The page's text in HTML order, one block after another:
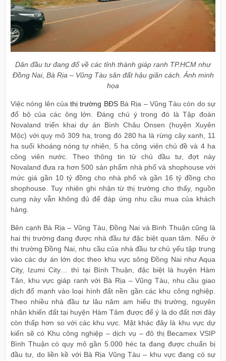
Dân đầu tư đang đổ về các tỉnh thành giáp ranh TP.HCM như
Đồng Nai, Bà Rịa – Vũng Tàu săn đất hậu giãn cách. Ảnh minh
họa
Việc nóng lên củathị trường BĐSBà Rịa – Vũng Tàu còn do sự
đổ bộ của các ông lớn. Đáng chú ý trong đó là Tập đoàn
Novaland triển khai dự án Bình Châu Onsen (huyện Xuyên
Mộc) với quy mô 309 ha, trong đó 280 ha là rừng cây xanh, 11
ha suối khoáng nóng tự nhiên, 5 ha công viên chủ đề và 4 ha
công viên nước. Theo thông tin từ chủ đầu tư, đợt này
Novaland đưa ra hơn 500 sản phẩm nhà phố và shophouse với
mức giá gần 10 tỷ đồng cho nhà phố và gần 16 tỷ đồng cho
shophouse. Tuy nhiên ghi nhận từ thị trường cho thấy, nguồn
cung này vẫn không đủ để đáp ứng nhu cầu mua của khách
hàng.
Bên cạnh Bà Rịa – Vũng Tàu, Đồng Nai và Bình Thuận cũng là
hai thị trường đang được nhà đầu tư đặc biệt quan tâm. Nếu ở
thị trường Đồng Nai, nhu cầu của nhà đầu tư chủ yếu tập trung
vào các dự án lớn dọc theo khu vực sông Đồng Nai như Aqua
City, Izumi City… thì tại Bình Thuận, đặc biệt là huyện Hàm
Tân, khu vực giáp ranh với Bà Rịa – Vũng Tàu, nhu cầu giao
dịch đổ mạnh vào loại hình đất nền gần các khu công nghiệp.
Theo nhiều nhà đầu tư lâu năm am hiểu thị trường, nguyên
nhân khiến đất tại huyện Hàm Tâm được để ý là do đất nơi đây
còn thấp hơn so với các khu vực. Mặt khác đây là khu vực dự
kiến sẽ có Khu công nghiệp – dịch vụ – đô thị Becamex VSIP
Bình Thuận có quy mô gần 5.000 héc ta đang được chuẩn bị
đầu tư, do liền kề với Bà Rịa Vũng Tàu – khu vực đang có sự